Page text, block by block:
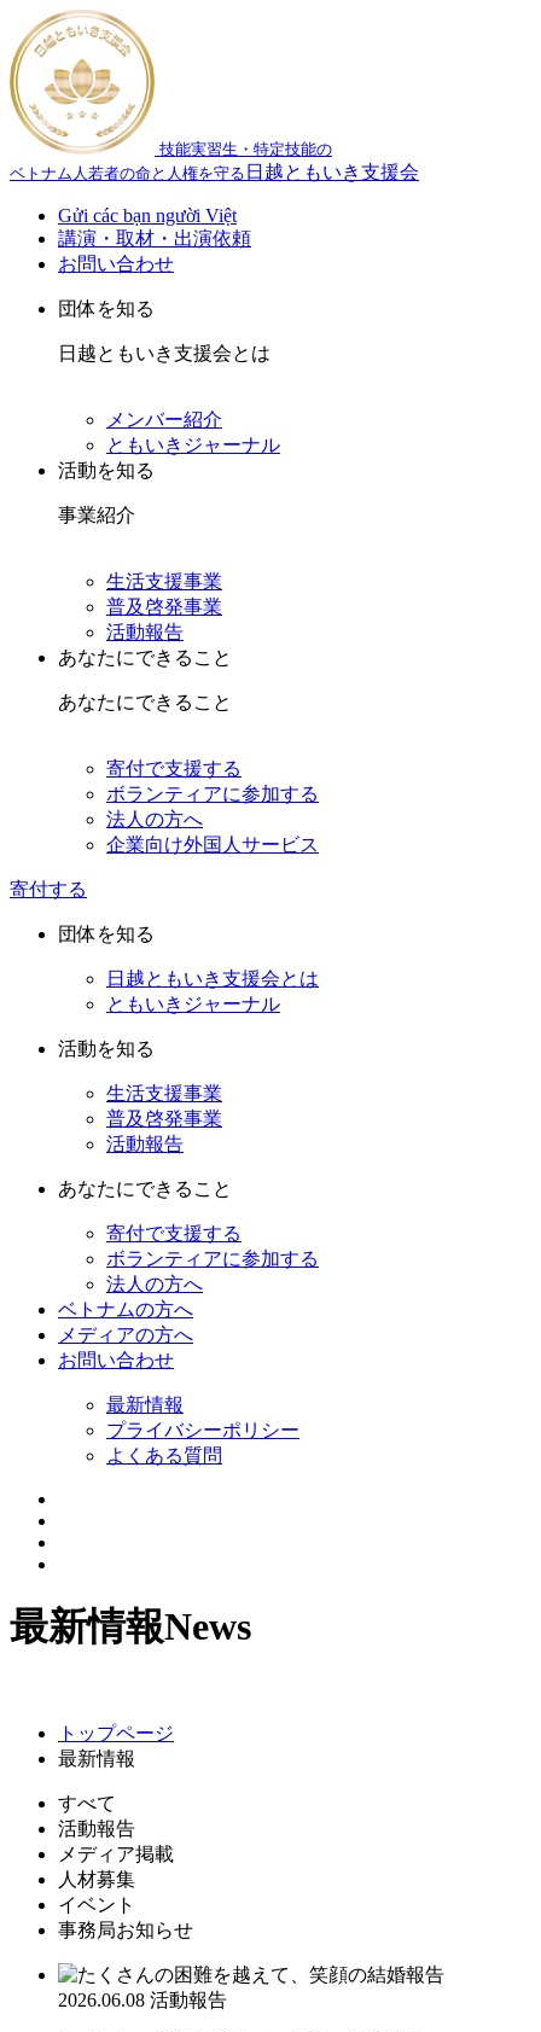
技能実習生・特定技能の
ベトナム人若者の命と人権を守る 日越ともいき支援会
Gửi các bạn người Việt
講演・取材・出演依頼
お問い合わせ
団体を知る
日越ともいき支援会とは
メンバー紹介
ともいきジャーナル
活動を知る
事業紹介
生活支援事業
普及啓発事業
活動報告
あなたにできること
あなたにできること
寄付で支援する
ボランティアに参加する
法人の方へ
企業向け外国人サービス
寄付する
団体を知る
日越ともいき支援会とは
ともいきジャーナル
活動を知る
生活支援事業
普及啓発事業
活動報告
あなたにできること
寄付で支援する
ボランティアに参加する
法人の方へ
ベトナムの方へ
メディアの方へ
お問い合わせ
最新情報
プライバシーポリシー
よくある質問
最新情報News
トップページ
最新情報
すべて
活動報告
メディア掲載
人材募集
イベント
事務局お知らせ
2026.06.08 活動報告